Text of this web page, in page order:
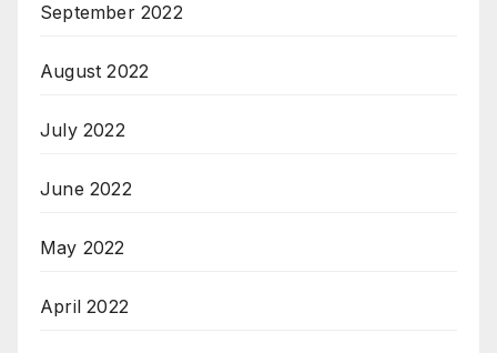
September 2022
August 2022
July 2022
June 2022
May 2022
April 2022